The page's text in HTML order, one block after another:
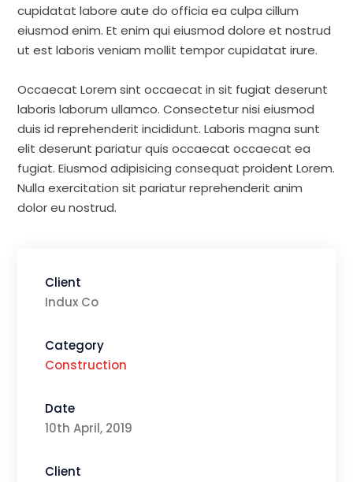
cupidatat labore aute do officia ea culpa cillum
eiusmod enim. Et enim qui eiusmod dolore et nostrud
ut est laboris veniam mollit tempor cupidatat irure.
Occaecat Lorem sint occaecat in sit fugiat deserunt
laboris laborum ullamco. Consectetur nisi eiusmod
duis id reprehenderit incididunt. Laboris magna sunt
elit deserunt pariatur quis occaecat occaecat ea
fugiat. Eiusmod adipisicing consequat proident Lorem.
Nulla exercitation sit pariatur reprehenderit anim
dolor eu nostrud.
Client
Indux Co
Category
Construction
Date
10th April, 2019
Client